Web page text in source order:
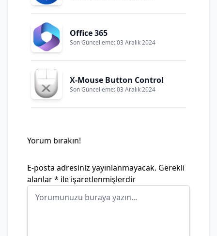
Office 365
Son Güncelleme: 03 Aralık 2024
X-Mouse Button Control
Son Güncelleme: 03 Aralık 2024
Yorum bırakın!
E-posta adresiniz yayınlanmayacak. Gerekli
alanlar* ile işaretlenmişlerdir